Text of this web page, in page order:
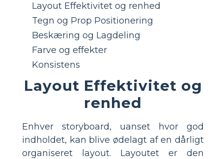
Layout Effektivitet og renhed
Tegn og Prop Positionering
Beskæring og Lagdeling
Farve og effekter
Konsistens
Layout Effektivitet og
renhed
Enhver storyboard, uanset hvor god
indholdet, kan blive ødelagt af en dårligt
organiseret layout. Layoutet er den